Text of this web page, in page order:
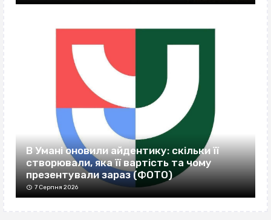
В Умані оновили айдентику: скільки її
створювали, яка її вартість та чому
презентували зараз (ФОТО)
7 Серпня 2026